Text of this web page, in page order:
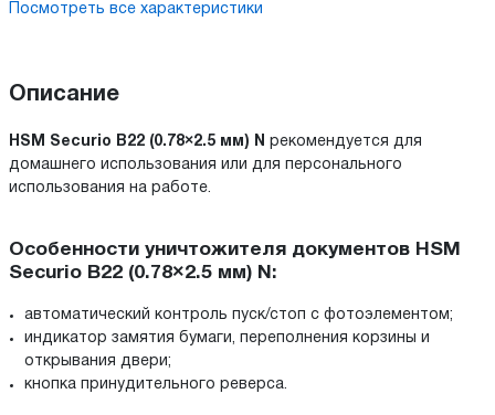
Посмотреть все характеристики
Описание
HSM Securio B22 (0.78×2.5 мм) N рекомендуется для
домашнего использования или для персонального
использования на работе.
Особенности уничтожителя документов HSM
Securio B22 (0.78×2.5 мм) N:
автоматический контроль пуск/стоп с фотоэлементом;
индикатор замятия бумаги, переполнения корзины и
открывания двери;
кнопка принудительного реверса.